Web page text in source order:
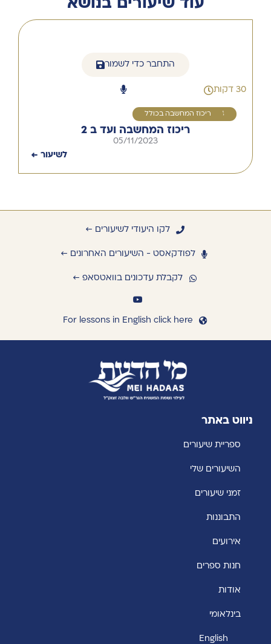
עוד שיעורים בנושא
התחבר כדי לשמור
30 דקות
4 ריכוז המחשבה בכולל
ריכוז המחשבה ועד ב 2
05/11/2023
לשיעור ←
לקו היעודי לשיעורים ←
לפודקאסט - השיעורים האחרונים ←
לקבלת עדכונים בוואטסאפ ←
For lessons in English click here
ניווט באתר
ספריית שיעורים
השיעורים שלי
זמני שיעורים
התבוננות
אירועים
חנות ספרים
אודות
בינלאומי
English